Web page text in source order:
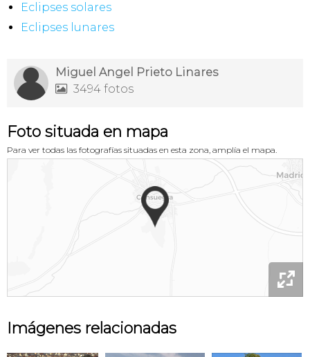
Eclipses solares
Eclipses lunares
Miguel Angel Prieto Linares
 3494 fotos
Foto situada en mapa
Para ver todas las fotografías situadas en esta zona, amplía el mapa.

Imágenes relacionadas